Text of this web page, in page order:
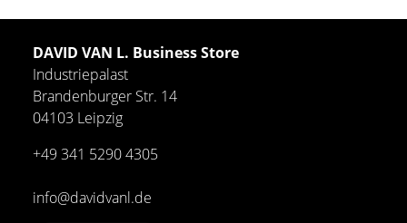
DAVID VAN L. Business Store
Industriepalast
Brandenburger Str. 14
04103 Leipzig
+49 341 5290 4305
info@davidvanl.de